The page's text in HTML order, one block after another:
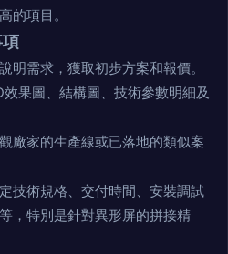
的項目。
明需求，獲取初步方案和報價。
果圖、結構圖、技術參數明細及
廠家的生產線或已落地的類似案
技術規格、交付時間、安裝調試
，特別是針對異形屏的拼接精